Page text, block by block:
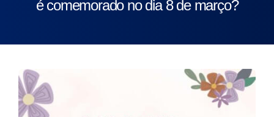
é comemorado no dia 8 de março?